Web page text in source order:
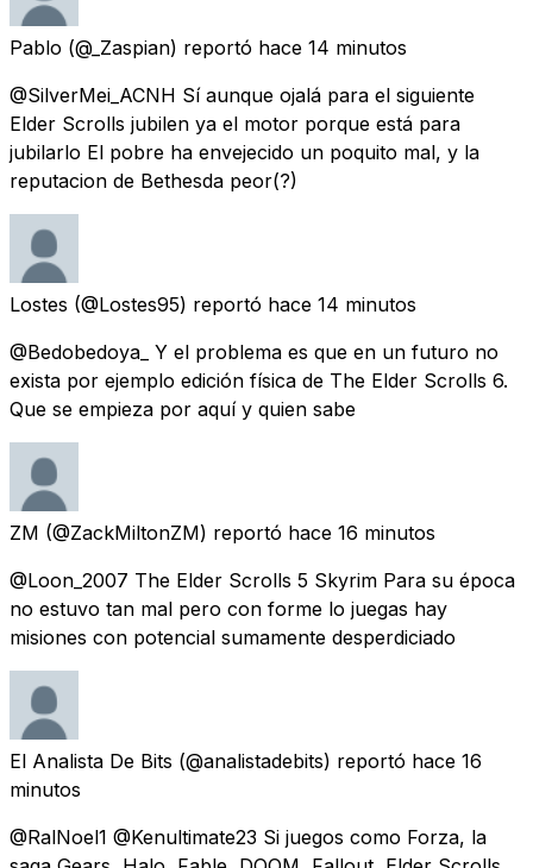
Pablo (@_Zaspian) reportó hace 14 minutos
@SilverMei_ACNH Sí aunque ojalá para el siguiente
Elder Scrolls jubilen ya el motor porque está para
jubilarlo El pobre ha envejecido un poquito mal, y la
reputacion de Bethesda peor(?)
Lostes (@Lostes95) reportó hace 14 minutos
@Bedobedoya_ Y el problema es que en un futuro no
exista por ejemplo edición física de The Elder Scrolls 6.
Que se empieza por aquí y quien sabe
ZM (@ZackMiltonZM) reportó hace 16 minutos
@Loon_2007 The Elder Scrolls 5 Skyrim Para su época
no estuvo tan mal pero con forme lo juegas hay
misiones con potencial sumamente desperdiciado
El Analista De Bits (@analistadebits) reportó hace 16
minutos
@RalNoel1 @Kenultimate23 Si juegos como Forza, la